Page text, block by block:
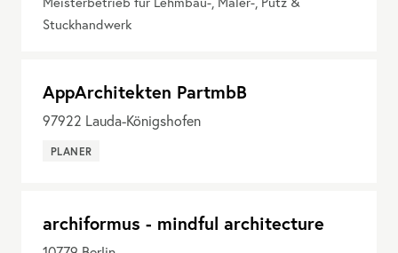
Stuckhandwerk
AppArchitekten PartmbB
97922 Lauda-Königshofen
PLANER
archiformus - mindful architecture